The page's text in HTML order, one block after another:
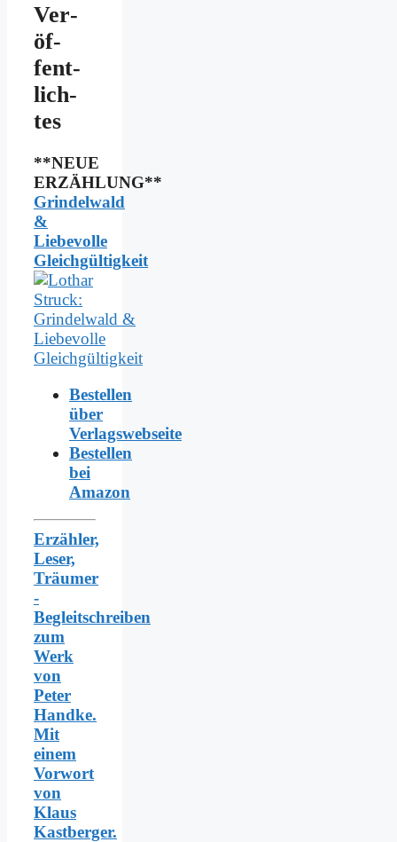
Ver­
öf­
fent­
lich­
tes
**NEUE
ERZÄHLUNG**
Grindelwald
&
Liebevolle
Gleichgültigkeit
Bestellen
über
Verlagswebseite
Bestellen
bei
Amazon
Erzähler,
Leser,
Träumer
-
Begleitschreiben
zum
Werk
von
Peter
Handke.
Mit
einem
Vorwort
von
Klaus
Kastberger.